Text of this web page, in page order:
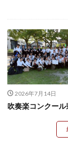
2026年7月14日
吹奏楽コンクール